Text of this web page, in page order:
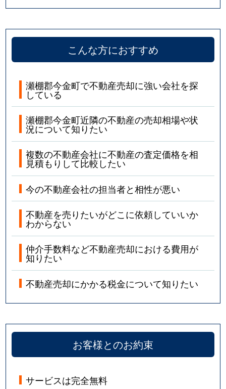
こんな方におすすめ
瀬棚郡今金町で不動産売却に強い会社を探
している
瀬棚郡今金町近隣の不動産の売却相場や状
況について知りたい
複数の不動産会社に不動産の査定価格を相
見積もりして比較したい
今の不動産会社の担当者と相性が悪い
不動産を売りたいがどこに依頼していいか
わからない
仲介手数料など不動産売却における費用が
知りたい
不動産売却にかかる税金について知りたい
お客様とのお約束
サービスは完全無料